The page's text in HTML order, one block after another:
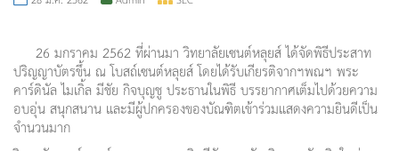
26 มกราคม 2562 ที่ผ่านมา วิทยาลัยเซนต์หลุยส์ ได้จัดพิธีประสาท
ปริญญาบัตรขึ้น ณ โบสถ์เซนต์หลุยส์ โดยได้รับเกียรติจากฯพณฯ พระ
คาร์ดินัล ไมเกิ้ล มีชัย กิจบุญชู ประธานในพิธี บรรยากาศเต็มไปด้วยความ
อบอุ่น สนุกสนาน และมีผู้ปกครองของบัณฑิตเข้าร่วมแสดงความยินดีเป็น
จำนวนมาก